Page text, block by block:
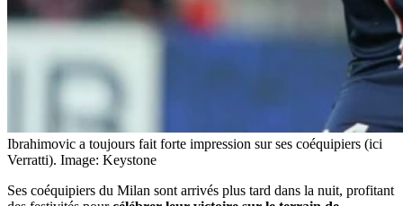
Ibrahimovic a toujours fait forte impression sur ses coéquipiers (ici
Verratti). Image: Keystone
Ses coéquipiers du Milan sont arrivés plus tard dans la nuit, profitant